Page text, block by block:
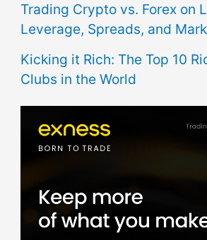
Trading Crypto vs. Forex on
Leverage, Spreads, and
Kicking it Rich: The Top 10
Clubs in the World